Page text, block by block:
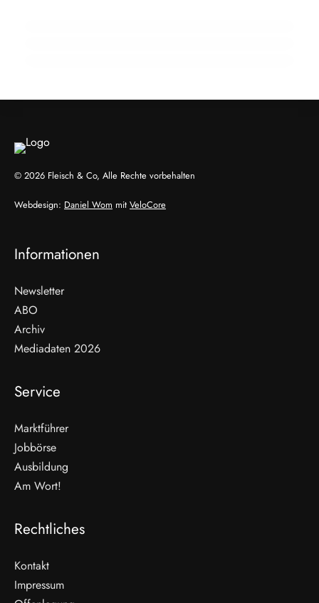
© 2026 Fleisch & Co, Alle Rechte vorbehalten
Webdesign: Daniel Wom mit VeloCore
Informationen
Newsletter
ABO
Archiv
Mediadaten 2026
Service
Marktführer
Jobbörse
Ausbildung
Am Wort!
Rechtliches
Kontakt
Impressum